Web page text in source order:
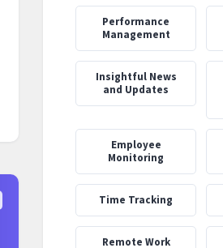
Performance
Management
‍Insightful News
and Updates
Employee
Monitoring
Time Tracking
Remote Work